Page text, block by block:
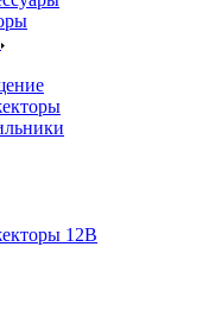
12В